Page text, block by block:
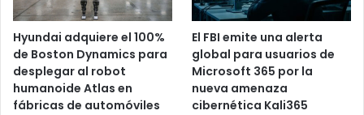
Hyundai adquiere el 100%
de Boston Dynamics para
desplegar al robot
humanoide Atlas en
fábricas de automóviles
El FBI emite una alerta
global para usuarios de
Microsoft 365 por la
nueva amenaza
cibernética Kali365